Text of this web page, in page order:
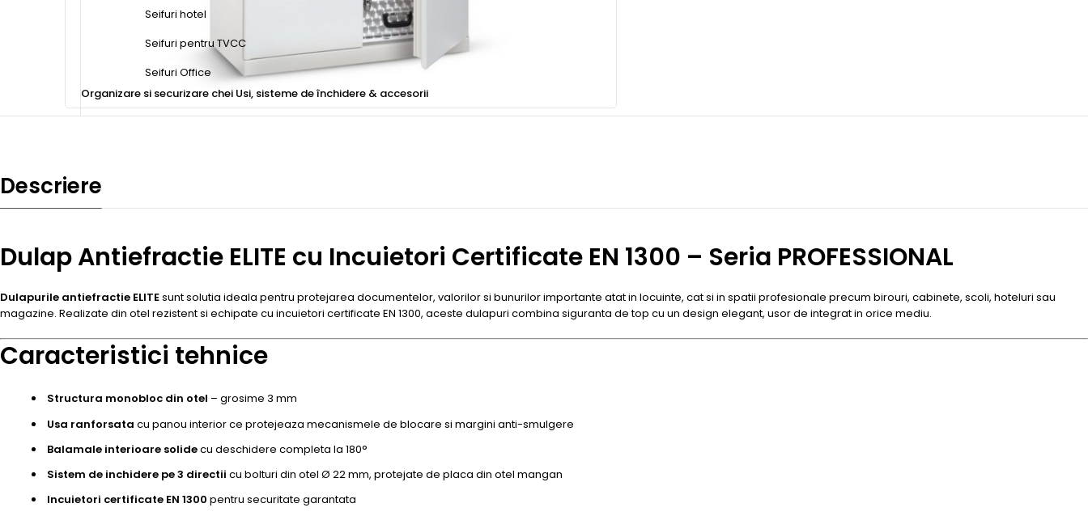
Seifuri hotel
Seifuri pentru TVCC
Seifuri Office
Organizare si securizare chei Usi, sisteme de închidere & accesorii
Descriere
Dulap Antiefractie ELITE cu Incuietori Certificate EN 1300 – Seria PROFESSIONAL
Dulapurile antiefractie ELITEsunt solutia ideala pentru protejarea documentelor, valorilor si bunurilor importante atat in locuinte, cat si in spatii profesionale precum birouri, cabinete, scoli, hoteluri sau
magazine. Realizate din otel rezistent si echipate cu incuietori certificate EN 1300, aceste dulapuri combina siguranta de top cu un design elegant, usor de integrat in orice mediu.
Caracteristici tehnice
Structura monobloc din otel – grosime 3 mm
Usa ranforsata cu panou interior ce protejeaza mecanismele de blocare si margini anti-smulgere
Balamale interioare solidecu deschidere completa la 180°
Sistem de inchidere pe 3 directii cu bolturi din otel Ø 22 mm, protejate de placa din otel mangan
Incuietori certificate EN 1300 pentru securitate garantata